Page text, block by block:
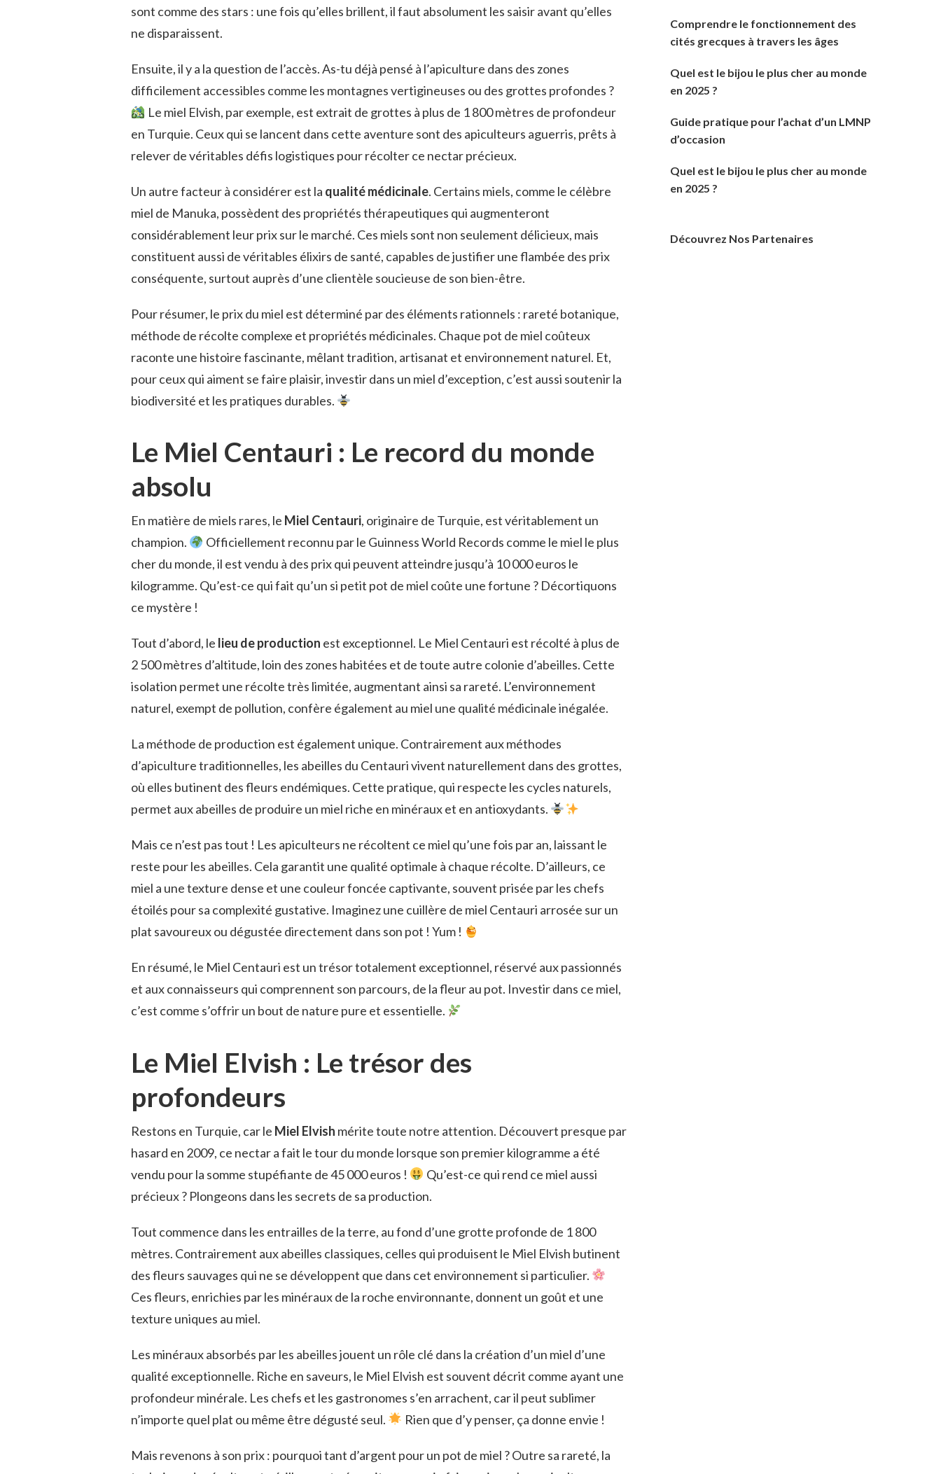
sont comme des stars : une fois qu’elles brillent, il faut absolument les saisir avant qu’elles
ne disparaissent.
Ensuite, il y a la question de l’accès. As-tu déjà pensé à l’apiculture dans des zones
difficilement accessibles comme les montagnes vertigineuses ou des grottes profondes ?
Le miel Elvish, par exemple, est extrait de grottes à plus de 1 800 mètres de profondeur
en Turquie. Ceux qui se lancent dans cette aventure sont des apiculteurs aguerris, prêts à
relever de véritables défis logistiques pour récolter ce nectar précieux.
Un autre facteur à considérer est la qualité médicinale. Certains miels, comme le célèbre
miel de Manuka, possèdent des propriétés thérapeutiques qui augmenteront
considérablement leur prix sur le marché. Ces miels sont non seulement délicieux, mais
constituent aussi de véritables élixirs de santé, capables de justifier une flambée des prix
conséquente, surtout auprès d’une clientèle soucieuse de son bien-être.
Pour résumer, le prix du miel est déterminé par des éléments rationnels : rareté botanique,
méthode de récolte complexe et propriétés médicinales. Chaque pot de miel coûteux
raconte une histoire fascinante, mêlant tradition, artisanat et environnement naturel. Et,
pour ceux qui aiment se faire plaisir, investir dans un miel d’exception, c’est aussi soutenir la
biodiversité et les pratiques durables.
Le Miel Centauri : Le record du monde
absolu
En matière de miels rares, le Miel Centauri, originaire de Turquie, est véritablement un
champion.
Officiellement reconnu par le Guinness World Records comme le miel le plus
cher du monde, il est vendu à des prix qui peuvent atteindre jusqu’à 10 000 euros le
kilogramme. Qu’est-ce qui fait qu’un si petit pot de miel coûte une fortune ? Décortiquons
ce mystère !
Tout d’abord, le lieu de production est exceptionnel. Le Miel Centauri est récolté à plus de
2 500 mètres d’altitude, loin des zones habitées et de toute autre colonie d’abeilles. Cette
isolation permet une récolte très limitée, augmentant ainsi sa rareté. L’environnement
naturel, exempt de pollution, confère également au miel une qualité médicinale inégalée.
La méthode de production est également unique. Contrairement aux méthodes
d’apiculture traditionnelles, les abeilles du Centauri vivent naturellement dans des grottes,
où elles butinent des fleurs endémiques. Cette pratique, qui respecte les cycles naturels,
permet aux abeilles de produire un miel riche en minéraux et en antioxydants.
Mais ce n’est pas tout ! Les apiculteurs ne récoltent ce miel qu’une fois par an, laissant le
reste pour les abeilles. Cela garantit une qualité optimale à chaque récolte. D’ailleurs, ce
miel a une texture dense et une couleur foncée captivante, souvent prisée par les chefs
étoilés pour sa complexité gustative. Imaginez une cuillère de miel Centauri arrosée sur un
plat savoureux ou dégustée directement dans son pot ! Yum !
En résumé, le Miel Centauri est un trésor totalement exceptionnel, réservé aux passionnés
et aux connaisseurs qui comprennent son parcours, de la fleur au pot. Investir dans ce miel,
c’est comme s’offrir un bout de nature pure et essentielle.
Le Miel Elvish : Le trésor des
profondeurs
Restons en Turquie, car le Miel Elvish mérite toute notre attention. Découvert presque par
hasard en 2009, ce nectar a fait le tour du monde lorsque son premier kilogramme a été
vendu pour la somme stupéfiante de 45 000 euros !
Qu’est-ce qui rend ce miel aussi
précieux ? Plongeons dans les secrets de sa production.
Tout commence dans les entrailles de la terre, au fond d’une grotte profonde de 1 800
mètres. Contrairement aux abeilles classiques, celles qui produisent le Miel Elvish butinent
des fleurs sauvages qui ne se développent que dans cet environnement si particulier.
Ces fleurs, enrichies par les minéraux de la roche environnante, donnent un goût et une
texture uniques au miel.
Les minéraux absorbés par les abeilles jouent un rôle clé dans la création d’un miel d’une
qualité exceptionnelle. Riche en saveurs, le Miel Elvish est souvent décrit comme ayant une
profondeur minérale. Les chefs et les gastronomes s’en arrachent, car il peut sublimer
n’importe quel plat ou même être dégusté seul.
Rien que d’y penser, ça donne envie !
Mais revenons à son prix : pourquoi tant d’argent pour un pot de miel ? Outre sa rareté, la
Comprendre le fonctionnement des
cités grecques à travers les âges
Quel est le bijou le plus cher au monde
en 2025 ?
Guide pratique pour l’achat d’un LMNP
d’occasion
Quel est le bijou le plus cher au monde
en 2025 ?
Découvrez Nos Partenaires